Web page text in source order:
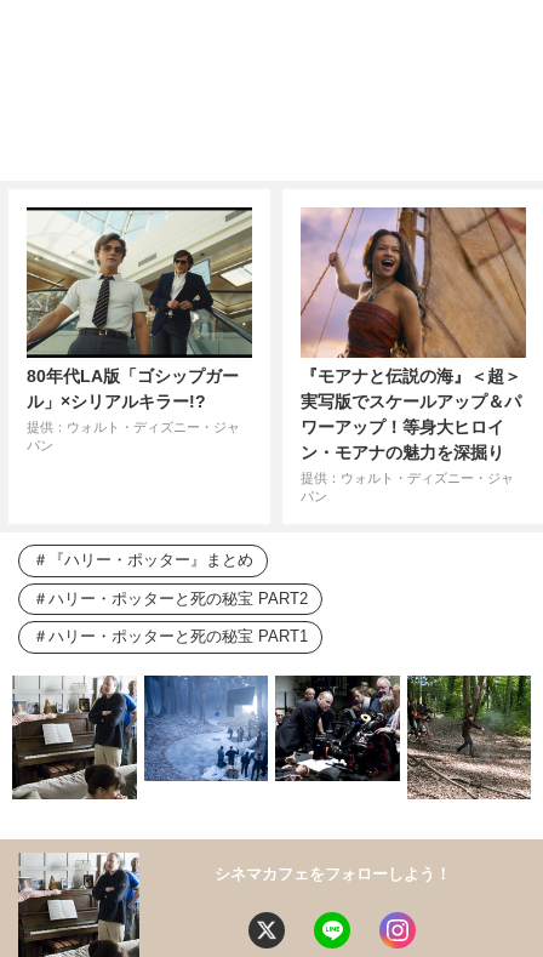
80年代LA版「ゴシップガー
ル」×シリアルキラー!?
提供：ウォルト・ディズニー・ジャ
パン
『モアナと伝説の海』＜超＞
実写版でスケールアップ＆パ
ワーアップ！等身大ヒロイ
ン・モアナの魅力を深掘り
提供：ウォルト・ディズニー・ジャ
パン
『ハリー・ポッター』まとめ
ハリー・ポッターと死の秘宝 PART2
ハリー・ポッターと死の秘宝 PART1
シネマカフェをフォローしよう！